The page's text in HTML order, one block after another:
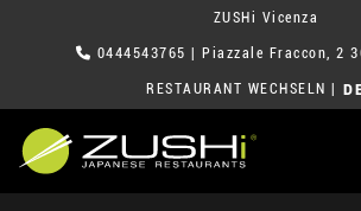
ZUSHi Vicenza
0444543765 | Piazzale Fraccon, 2
RESTAURANT WECHSELN